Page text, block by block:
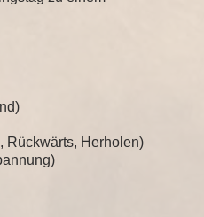
Rückwärts, Herholen)